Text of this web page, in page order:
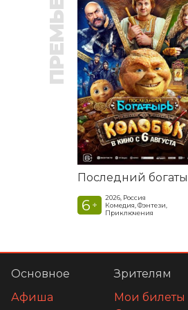
ПРЕМЬЕРА
6 +
2026, Россия
Комедия, Фэнтези,
Приключения
Основное
Афиша
Зрителям
Мои билеты